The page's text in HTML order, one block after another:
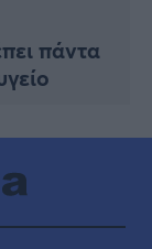
πάντα